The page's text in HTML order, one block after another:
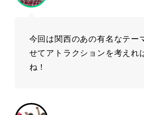
今回は関西のあの有名なテー
せてアトラクションを考えれ
ね！